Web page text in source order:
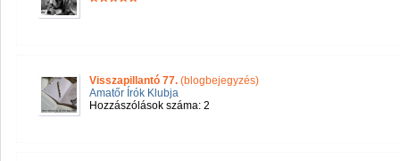
Visszapillantó 77. (blogbejegyzés)
Amatőr Írók Klubja
Hozzászólások száma: 2